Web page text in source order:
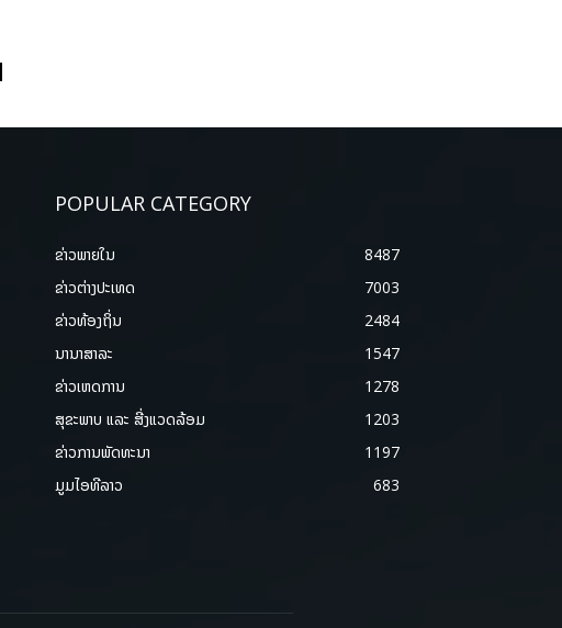
POPULAR CATEGORY
ຂ່າວພາຍ​ໃນ
8487
ຂ່າວຕ່າງປະເທດ
7003
ຂ່າວທ້ອງຖິ່ນ
2484
ນານາສາລະ
1547
ຂ່າວເຫດການ
1278
ສຸຂະພາບ ແລະ ສີ່ງແວດລ້ອມ
1203
ຂ່າວການພັດທະນາ
1197
ມູມໄອທີລາວ
683